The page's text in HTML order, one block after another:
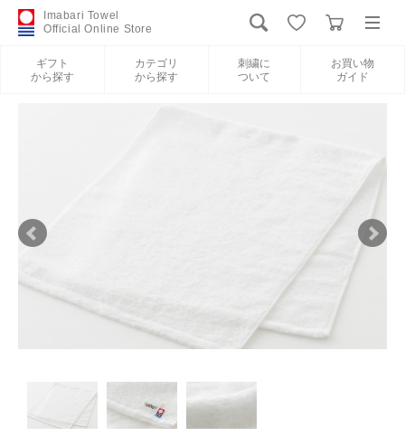
Imabari Towel
Official Online Store
ギフト
から探す
カテゴリ
から探す
刺繍に
ついて
お買い物
ガイド
新規会員登録
お買い物ガイド